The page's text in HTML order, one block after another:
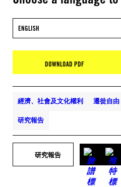
ENGLISH
DOWNLOAD PDF
經濟、社會及文化權利 遷徙自由
研究報告
研究報告